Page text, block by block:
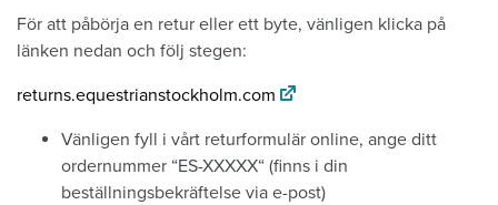
För att påbörja en retur eller ett byte, vänligen klicka på
länken nedan och följ stegen:
returns.equestrianstockholm.com
Vänligen fyll i vårt returformulär online, ange ditt
ordernummer “ES-XXXXX“ (finns i din
beställningsbekräftelse via e-post)